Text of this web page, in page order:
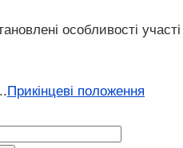
особливості
Прикінцеві положення